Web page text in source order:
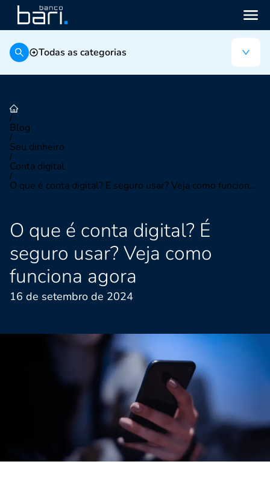
Todas as categorias
/
Blog
/
Seu dinheiro
/
Conta digital
/
O que é conta digital? É seguro usar? Veja como funciona agora
O que é conta digital? É
seguro usar? Veja como
funciona agora
16 de setembro de 2024